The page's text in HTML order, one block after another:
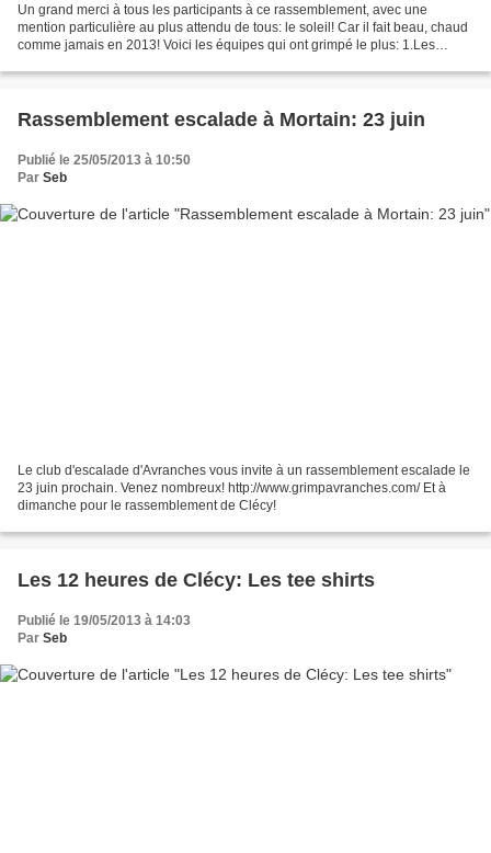
Un grand merci à tous les participants à ce rassemblement, avec une
mention particulière au plus attendu de tous: le soleil! Car il fait beau, chaud
comme jamais en 2013! Voici les équipes qui ont grimpé le plus: 1.Les
Rassemblement escalade à Mortain: 23 juin
Publié le 25/05/2013 à 10:50
Par Seb
Le club d'escalade d'Avranches vous invite à un rassemblement escalade le
23 juin prochain. Venez nombreux! http://www.grimpavranches.com/ Et à
dimanche pour le rassemblement de Clécy!
Les 12 heures de Clécy: Les tee shirts
Publié le 19/05/2013 à 14:03
Par Seb